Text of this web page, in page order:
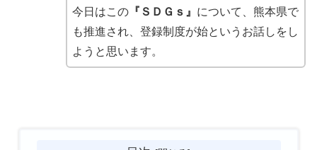
今日はこの『ＳＤＧｓ』 について、熊本県で
も推進され、登録制度が始というお話しをし
ようと思います。